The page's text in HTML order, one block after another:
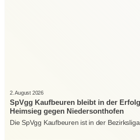
2. August 2026
SpVgg Kaufbeuren bleibt in der
Heimsieg gegen Niedersonthofen
Die SpVgg Kaufbeuren ist in der